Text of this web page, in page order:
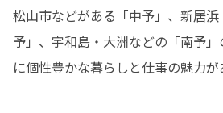
松山市などがある「中予」、新居
予」、宇和島・大洲などの「南予
に個性豊かな暮らしと仕事の魅力が